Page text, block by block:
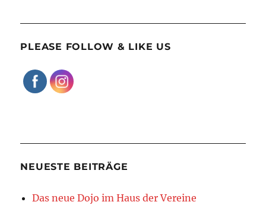
PLEASE FOLLOW & LIKE US
NEUESTE BEITRÄGE
Das neue Dojo im Haus der Vereine